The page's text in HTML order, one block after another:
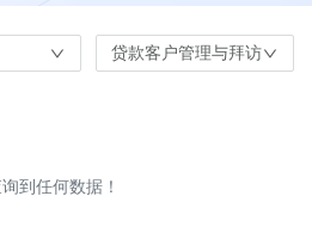
贷款客户管理与拜访
到任何数据！